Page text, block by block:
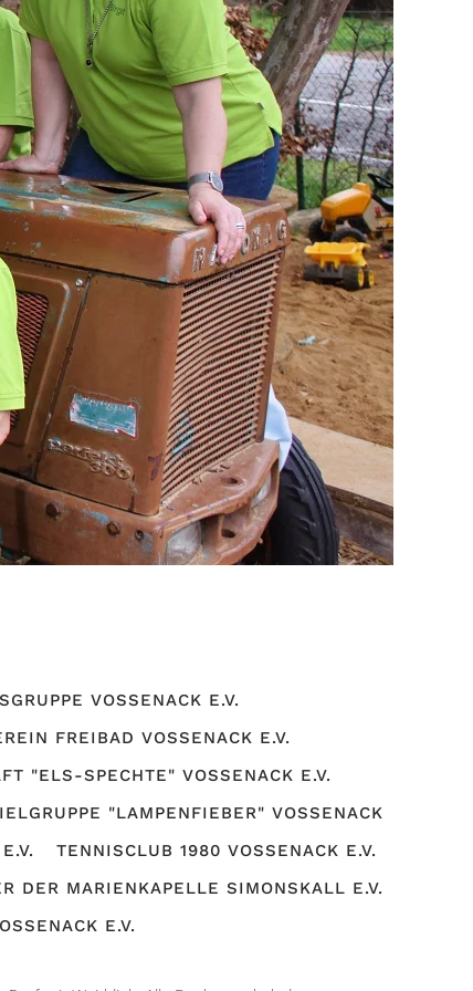
VOSSENACK E.V.
FREIBAD VOSSENACK E.V.
"ELS-SPECHTE" VOSSENACK E.V.
"LAMPENFIEBER" VOSSENACK
TENNISCLUB 1980 VOSSENACK E.V.
DER MARIENKAPELLE SIMONSKALL E.V.
E.V.